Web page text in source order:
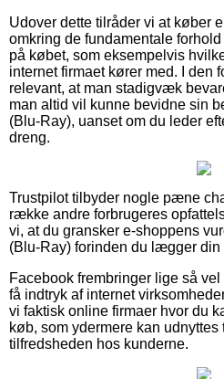
Udover dette tilråder vi at køber
omkring de fundamentale
på købet, som eksempelvis
internet firmaet kører med. I den
relevant, at man stadigvæk
man altid vil kunne bevidne sin
(Blu-Ray), uanset om du leder
dreng.
Trustpilot tilbyder nogle pæne
række andre forbrugeres
vi, at du gransker e-shoppens
(Blu-Ray) forinden du lægger din
Facebook frembringer lige så
få indtryk af internet
vi faktisk online firmaer hvor du
køb, som ydermere kan udnyttes
tilfredsheden hos kunderne.